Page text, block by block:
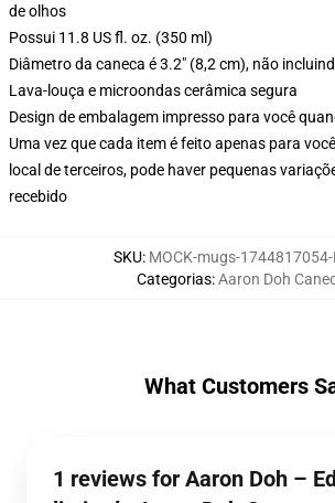
de olhos
Possui 11.8 US fl. oz. (350 ml)
Diâmetro da caneca é 3.2" (8,2 cm), não
Lava-louça e microondas cerâmica segura
Design de embalagem impresso para você
Uma vez que cada item é feito apenas para
local de terceiros, pode haver pequenas
recebido
SKU: MOCK-mugs-1744817054-
Categorias:Aaron Doh
What Customers
1 reviews for Aaron Doh –